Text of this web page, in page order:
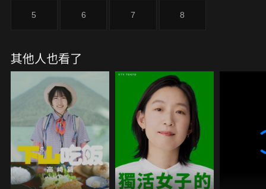
5 6 7 8
其他人也看了